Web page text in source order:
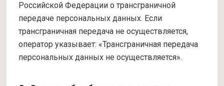
Российской Федерации о трансграничной
передаче персональных данных. Если
трансграничная передача не осуществляется,
оператор указывает: «Трансграничная передача
персональных данных не осуществляется».